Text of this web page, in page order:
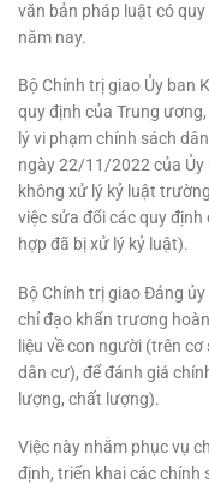
văn bản pháp luật có
năm nay.
Bộ Chính trị giao Ủy ban
quy định của Trung
lý vi phạm chính sách
ngày 22/11/2022 của Ủy
không xử lý kỷ luật
việc sửa đổi các quy
hợp đã bị xử lý kỷ luật).
Bộ Chính trị giao Đảng
chỉ đạo khẩn trương
liệu về con người (trên
dân cư), để đánh giá
lượng, chất lượng).
Việc này nhằm phục vụ
định, triển khai các chính